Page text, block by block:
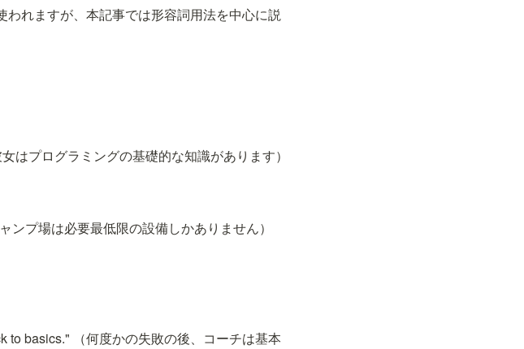
われますが、本記事では形容詞用法を中心に説
はプログラミングの基礎的な知識があります）
プ場は必要最低限の設備しかありません）
to basics." （何度かの失敗の後、コーチは基本